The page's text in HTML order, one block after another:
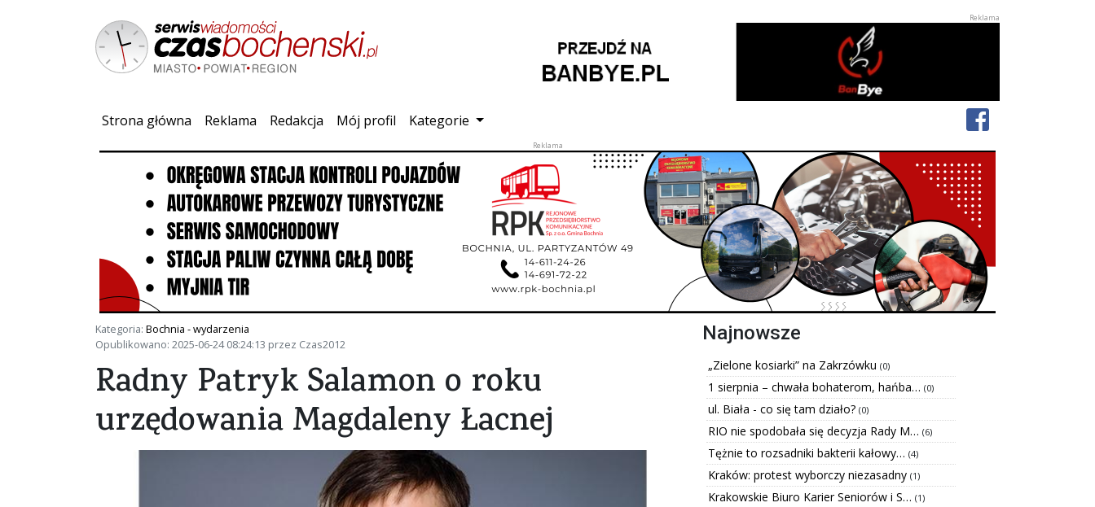
Strona główna (current)
Reklama Redakcja Mój profil Kategorie
Kategoria: Bochnia - wydarzenia
Opublikowano: 2025-06-24 08:24:13 przez Czas2012
Radny Patryk Salamon o roku
urzędowania Magdaleny Łacnej
Najnowsze
„Zielone kosiarki” na Zakrzówku (0)
1 sierpnia – chwała bohaterom, hańba… (0)
ul. Biała - co się tam działo? (0)
RIO nie spodobała się decyzja Rady M… (6)
Tężnie to rozsadniki bakterii kałowy… (4)
Kraków: protest wyborczy niezasadny (1)
Krakowskie Biuro Karier Seniorów i S… (1)